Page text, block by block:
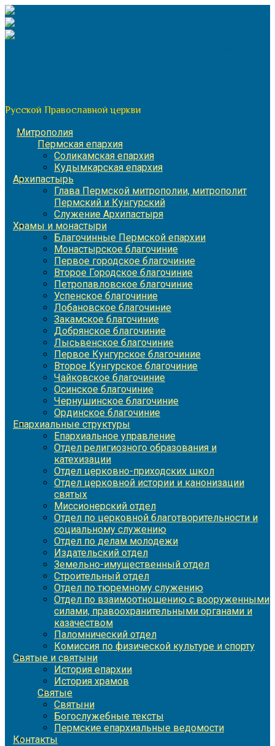
Перейти
к
содержимому
Русской Православной церкви
Митрополия
Пермская епархия
Соликамская епархия
Кудымкарская епархия
Архипастырь
Глава Пермской митрополии, митрополит
Пермский и Кунгурский
Служение Архипастыря
Храмы и монастыри
Благочинные Пермской епархии
Монастырское благочиние
Первое городское благочиние
Второе Городское благочиние
Петропавловское благочиние
Успенское благочиние
Лобановское благочиние
Закамское благочиние
Добрянское благочиние
Лысьвенское благочиние
Первое Кунгурское благочиние
Второе Кунгурское благочиние
Чайковское благочиние
Осинское благочиние
Чернушинское благочиние
Ординское благочиние
Епархиальные структуры
Епархиальное управление
Отдел религиозного образования и
катехизации
Отдел церковно-приходских школ
Отдел церковной истории и канонизации
святых
Миссионерский отдел
Отдел по церковной благотворительности и
социальному служению
Отдел по делам молодежи
Издательский отдел
Земельно-имущественный отдел
Строительный отдел
Отдел по тюремному служению
Отдел по взаимоотношению с вооруженными
силами, правоохранительными органами и
казачеством
Паломнический отдел
Комиссия по физической культуре и спорту
Святые и святыни
История епархии
История храмов
Святые
Святыни
Богослужебные тексты
Пермские епархиальные ведомости
Контакты